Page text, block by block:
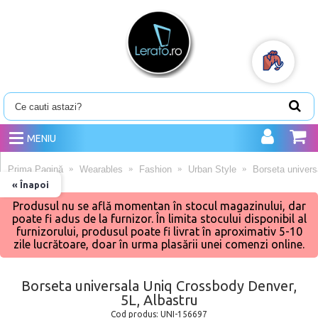
MENIU
« Înapoi
Prima Pagină Wearables Fashion Urban Style Borseta
Produsul nu se află momentan în stocul magazinului, dar
poate fi adus de la furnizor. În limita stocului disponibil al
furnizorului, produsul poate fi livrat în aproximativ 5-10
zile lucrătoare, doar în urma plasării unei comenzi online.
Borseta universala Uniq Crossbody Denver,
5L, Albastru
Cod produs: UNI-156697